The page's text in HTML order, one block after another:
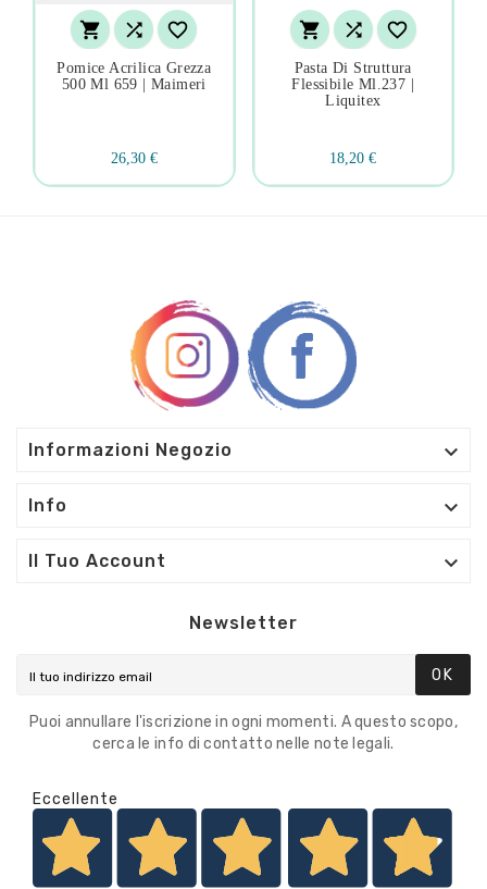
  
Pomice Acrilica Grezza
500 Ml 659 | Maimeri
26,30 €
  
Pasta Di Struttura
Flessibile Ml.237 |
Liquitex
18,20 €
Informazioni Negozio 
Info 
Il Tuo Account 
Newsletter
OK
Puoi annullare l'iscrizione in ogni momenti. A questo scopo,
cerca le info di contatto nelle note legali.
Eccellente